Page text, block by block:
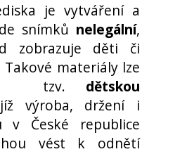
je vytváření a
snímků nelegální,
zobrazuje děti či
Takové materiály lze
za tzv. dětskou
výroba, držení i
v České republice
vést k odnětí